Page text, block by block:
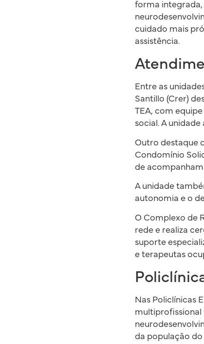
forma
cuidado mais
assistência.
Entre as
Santillo (Crer)
TEA, com
social. A
Outro destaque
Condomínio
de
A unidade
autonomia e o
O Complexo de
rede e realiza
suporte
e terapeutas
Nas Policlínicas
multiprofissional
da população do